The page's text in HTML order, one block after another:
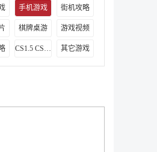
手机游戏 街机攻略
棋牌桌游 游戏视频
CS1.5 CS1.6攻略 其它游戏